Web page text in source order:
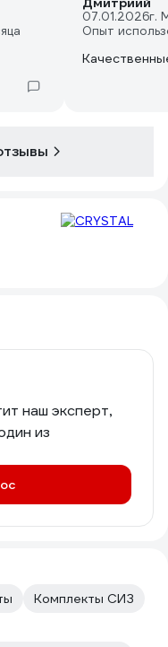
07.01.2026г.
Опыт
наш эксперт,
из
Комплекты СИЗ